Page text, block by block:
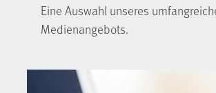
Eine Auswahl unseres
Medienangebots.